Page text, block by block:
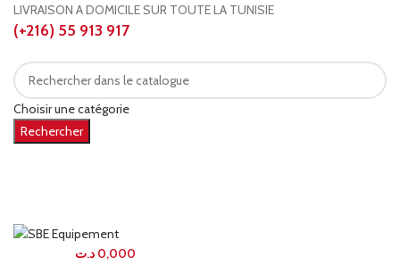
LIVRAISON A DOMICILE SUR TOUTE LA TUNISIE
(+216) 55 913 917
Choisir une catégorie
Rechercher
0,000 د.ت